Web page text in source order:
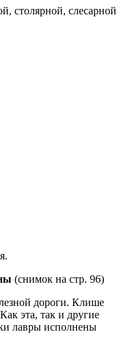
столярной, слесарной
(снимок на стр. 96)
дороги. Клише
эта, так и другие
лавры исполнены